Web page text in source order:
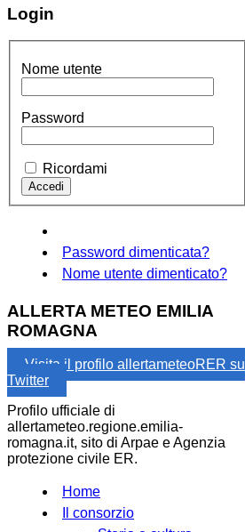
Login
Nome utente
Password
Ricordami
Password dimenticata?
Nome utente dimenticato?
ALLERTA METEO EMILIA
ROMAGNA
Visita il profilo allertameteoRER su
Twitter
Profilo ufficiale di
allertameteo.regione.emilia-
romagna.it, sito di Arpae e Agenzia
protezione civile ER.
Home
Il consorzio